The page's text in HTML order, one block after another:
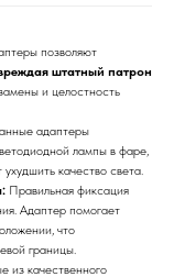
позволяют
штатный патрон
и целостность
адаптеры
лампы в фаре,
качество света.
Правильная фиксация
Адаптер помогает
что
границы.
из качественного